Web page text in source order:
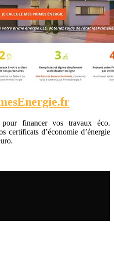
pour financer vos travaux éco.
certificats d’économie d’énergie